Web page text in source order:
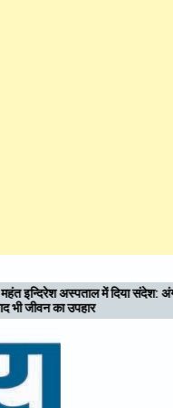
संदेश: अंगदान, मृत्यु